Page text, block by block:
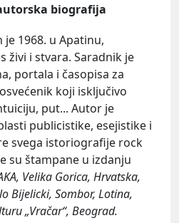
biografija
1968. u Apatinu,
živi i stvara. Saradnik je
portala i časopisa za
koji isključivo
put... Autor je
publicistike, esejistike i
svega istoriografije rock
su štampane u izdanju
Velika Gorica, Hrvatska,
Bijelicki, Sombor, Lotina,
„Vračar“, Beograd.